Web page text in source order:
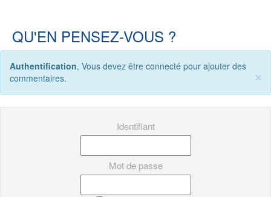
QU'EN PENSEZ-VOUS ?
Authentification, Vous devez être connecté pour ajouter des
commentaires.
×
Identifiant
Mot de passe